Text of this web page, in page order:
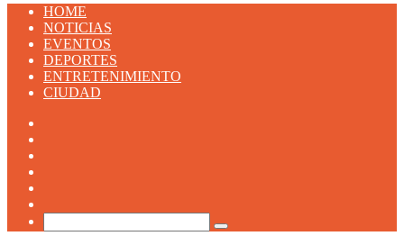
HOME
NOTICIAS
EVENTOS
DEPORTES
ENTRETENIMIENTO
CIUDAD
Buscar